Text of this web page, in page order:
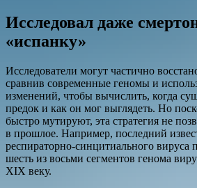
Исследовал даже
«испанку»
Исследователи могут частично
сравнив современные геномы и
изменений, чтобы вычислить, когда
предок и как он мог выглядеть. Но
быстро мутируют, эта стратегия не
в прошлое. Например, последний
респираторно-синцитиального вируса
шесть из восьми сегментов генома
XIX веку.